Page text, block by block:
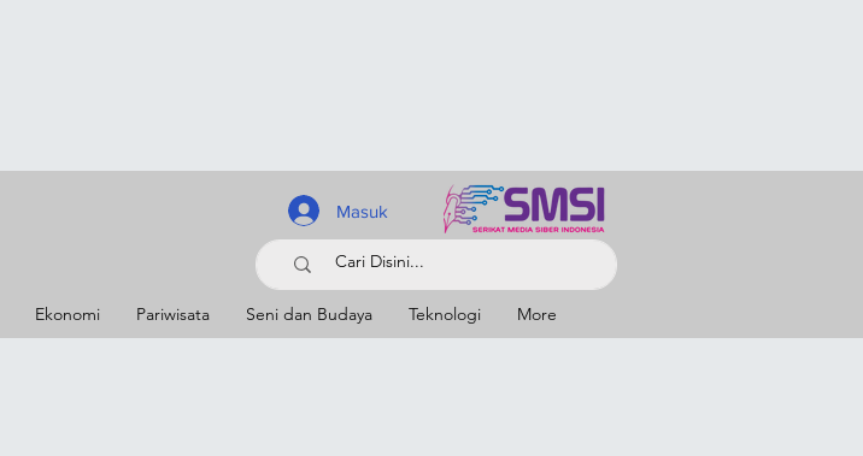
Masuk
Ekonomi Pariwisata Seni dan Budaya Teknologi More